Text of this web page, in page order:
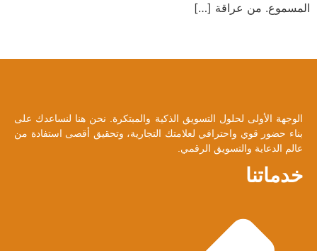
المسموع. من عراقة […]
الوجهة الأولى لحلول التسويق الذكية والمبتكرة. نحن هنا لنساعدك على
بناء حضور قوي واحترافي لعلامتك التجارية، وتحقيق أقصى استفادة من
عالم الدعاية والتسويق الرقمي.
خدماتنا